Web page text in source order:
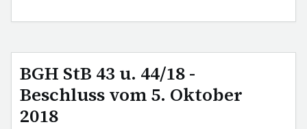
BGH StB 43 u. 44/18 -
Beschluss vom 5. Oktober
2018